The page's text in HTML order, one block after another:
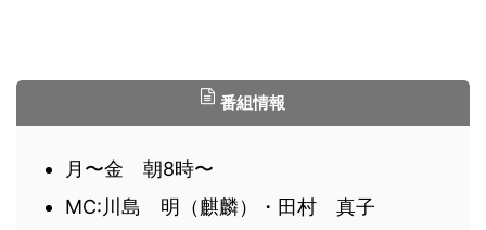
番組情報
月〜金 朝8時〜
MC:川島 明（麒麟）・田村 真子